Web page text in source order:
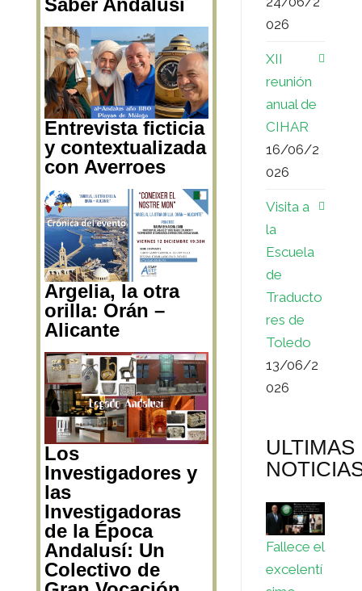
Saber Andalusí
Entrevista ficticia
y contextualizada
con Averroes
Argelia, la otra
orilla: Orán –
Alicante
Los
Investigadores y
las
Investigadoras
de la Época
Andalusí: Un
Colectivo de
026
XII
reunión
anual de
CIHAR
16/06/2
026
Visita a
la
Escuela
de
Traducto
res de
Toledo
13/06/2
026
ULTIMAS
Fallece el
excelentí